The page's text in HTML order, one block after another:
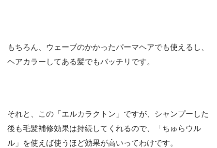
もちろん、ウェーブのかかったパーマヘアでも使えるし、
ヘアカラーしてある髪でもバッチリです。
それと、この「エルカラクトン」ですが、シャンプーした
後も毛髪補修効果は持続してくれるので、「ちゅらウル
ル」を使えば使うほど効果が高いってわけです。